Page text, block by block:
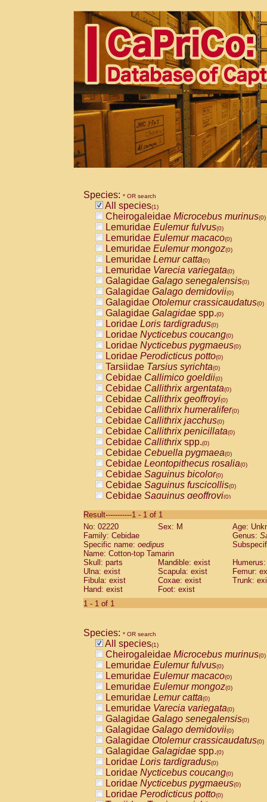
Species: * OR search
All species(1)
Cheirogaleidae Microcebus murinus(0)
Lemuridae Eulemur fulvus(0)
Lemuridae Eulemur macaco(0)
Lemuridae Eulemur mongoz(0)
Lemuridae Lemur catta(0)
Lemuridae Varecia variegata(0)
Galagidae Galago senegalensis(0)
Galagidae Galago demidovii(0)
Galagidae Otolemur crassicaudatus(0)
Galagidae Galagidae spp.(0)
Loridae Loris tardigradus(0)
Loridae Nycticebus coucang(0)
Loridae Nycticebus pygmaeus(0)
Loridae Perodicticus potto(0)
Tarsiidae Tarsius syrichta(0)
Cebidae Callimico goeldii(0)
Cebidae Callithrix argentata(0)
Cebidae Callithrix geoffroyi(0)
Cebidae Callithrix humeralifer(0)
Cebidae Callithrix jacchus(0)
Cebidae Callithrix penicillata(0)
Cebidae Callithrixspp.(0)
Cebidae Cebuella pygmaea(0)
Cebidae Leontopithecus rosalia(0)
Cebidae Saguinus bicolor(0)
Cebidae Saguinus fuscicollis(0)
Cebidae Saguinus geoffroyi(0)
CebidaeSaguinus labiatus(0)
Cebidae Saguinus leucopus (0)
Cebidae
CebidaeSaguinus mystax
Cebidae Saguinus nigricollis (0)
Cebidae Saguinus oedipus
Cebidae Saguinus weddelli
Cebidae Saguinusspp.
Cebidae
CebidaeCebus capucinus
CebidaeCebus nigrivittatus
CebidaeCebus spp.(0)
CebidaeSaimiri boliviensis(0)
CebidaeSaimiri sciureus(0)
AtelidaeAlouatta caraya(0)
AtelidaeAlouatta fusca(0)
AtelidaeAlouatta seniculus(0)
AtelidaeAlouattaspp.(0)
AtelidaeAteles belzebuth(0)
AtelidaeAteles geoffroyi(0)
AtelidaeAteles paniscus(0)
AtelidaeAtelesspp.(0)
AtelidaeLagothrix lagothricha(0)
AtelidaeLagothrix lagothricha cana
PitheciidaeCacajao calvus
Result-----------1 - 1 of 1
No: 02220
Sex: M
Age:
Family: Cebidae
Genus:
Specific name: oedipus
Name: Cotton-top Tamarin
Skull: parts
Mandible: exist
Ulna: exist
Scapula: exist
Femur:
Fibula: exist
Coxae: exist
Trunk:
Hand: exist
Foot: exist
1 - 1 of 1
Species: * OR search
All species(1)
Cheirogaleidae Microcebus murinus(0)
Lemuridae Eulemur fulvus(0)
Lemuridae Eulemur macaco(0)
Lemuridae Eulemur mongoz(0)
Lemuridae Lemur catta(0)
Lemuridae Varecia variegata(0)
Galagidae Galago senegalensis(0)
Galagidae Galago demidovii(0)
Galagidae Otolemur crassicaudatus(0)
Galagidae Galagidae spp.(0)
Loridae Loris tardigradus(0)
Loridae Nycticebus coucang(0)
Loridae Nycticebus pygmaeus(0)
Loridae Perodicticus potto(0)